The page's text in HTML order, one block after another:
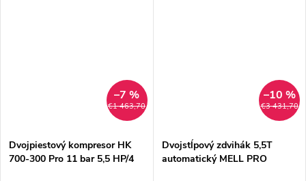
€1 463,70
–7 %
Dvojpiestový kompresor HK
700-300 Pro 11 bar 5,5 HP/4
€3 431,70
–10 %
Dvojstĺpový zdvihák 5,5T
automatický MELL PRO